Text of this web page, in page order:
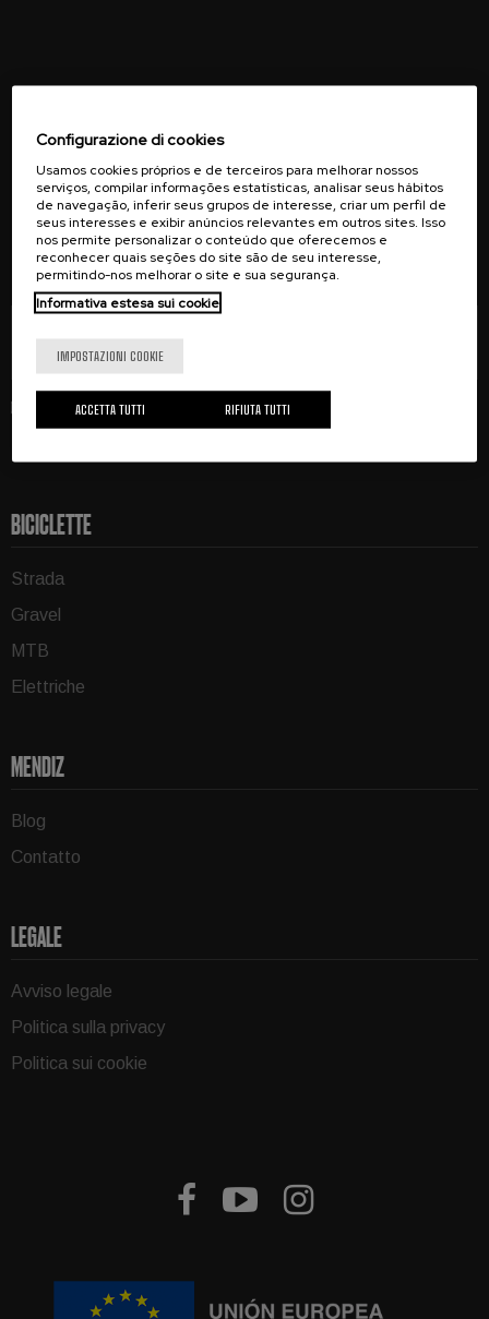
VOGLIO ISCRIVERMI
Ricevi offerte speciali, notizie esclusive sui prodotti e
informazioni sugli eventi nella tua email.
BICICLETTE
Strada
Gravel
MTB
Elettriche
MENDIZ
Blog
Contatto
LEGALE
Avviso legale
Politica sulla privacy
Politica sui cookie
  
Configurazione di cookies
Usamos cookies próprios e de terceiros para melhorar nossos
serviços, compilar informações estatísticas, analisar seus hábitos
de navegação, inferir seus grupos de interesse, criar um perfil de
seus interesses e exibir anúncios relevantes em outros sites. Isso
nos permite personalizar o conteúdo que oferecemos e
reconhecer quais seções do site são de seu interesse,
permitindo-nos melhorar o site e sua segurança.
Informativa estesa sui cookie
IMPOSTAZIONI COOKIE
RIFIUTA TUTTI
ACCETTA TUTTI